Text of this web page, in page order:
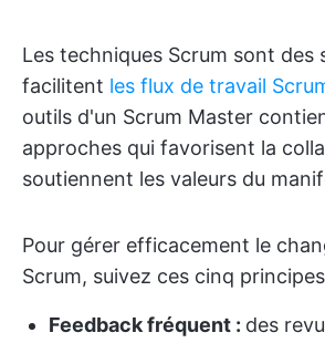
Les techniques Scrum sont des
facilitent les flux de travail
outils d'un Scrum Master
approches qui favorisent la
soutiennent les valeurs du
Pour gérer efficacement le
Scrum, suivez ces cinq
Feedback fréquent : des